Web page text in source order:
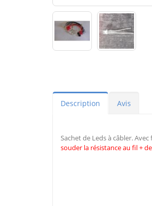
Description Avis
Sachet de Leds à câbler.
souder la résistance au fil +